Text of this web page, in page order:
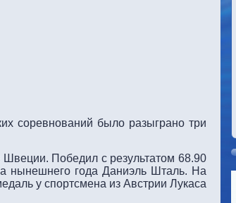
соревнований было разыграно три
Победил с результатом 68.90
нынешнего года Даниэль Шталь. На
у спортсмена из Австрии Лукаса